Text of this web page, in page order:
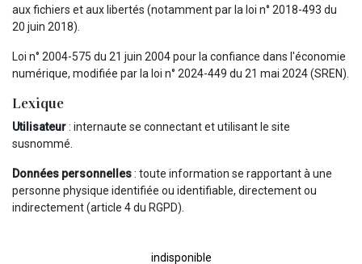
aux fichiers et aux libertés (notamment par la loi n° 2018-493 du
20 juin 2018).
Loi n° 2004-575 du 21 juin 2004 pour la confiance dans l'économie
numérique, modifiée par la loi n° 2024-449 du 21 mai 2024 (SREN).
Lexique
Utilisateur: internaute se connectant et utilisant le site
susnommé.
Données personnelles: toute information se rapportant à une
personne physique identifiée ou identifiable, directement ou
indirectement (article 4 du RGPD).
indisponible